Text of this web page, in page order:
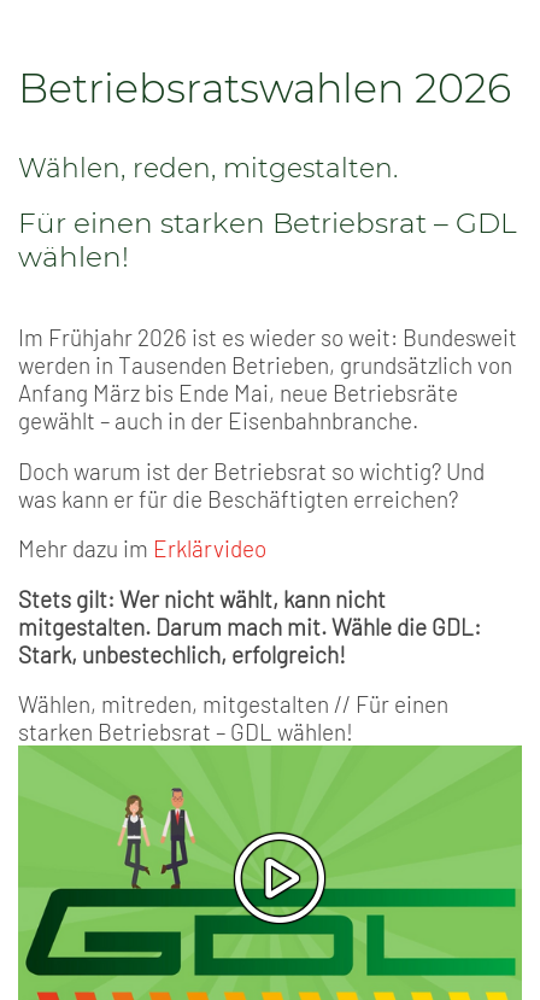
Betriebsratswahlen 2026
Wählen, reden, mitgestalten.
Für einen starken Betriebsrat – GDL
wählen!
Im Frühjahr 2026 ist es wieder so weit: Bundesweit
werden in Tausenden Betrieben, grundsätzlich von
Anfang März bis Ende Mai, neue Betriebsräte
gewählt – auch in der Eisenbahnbranche.
Doch warum ist der Betriebsrat so wichtig? Und
was kann er für die Beschäftigten erreichen?
Mehr dazu im Erklärvideo
Stets gilt: Wer nicht wählt, kann nicht
mitgestalten. Darum mach mit. Wähle die GDL:
Stark, unbestechlich, erfolgreich!
Wählen, mitreden, mitgestalten // Für einen
starken Betriebsrat – GDL wählen!